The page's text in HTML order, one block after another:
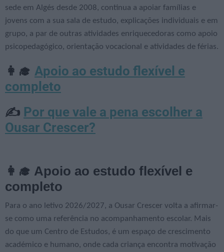
sede em Algés desde 2008, continua a apoiar famílias e
jovens com a sua sala de estudo, explicações individuais e em
grupo, a par de outras atividades enriquecedoras como apoio
psicopedagógico, orientação vocacional e atividades de férias.
👩‍🎓 Apoio ao estudo flexível e
completo
✍ Por que vale a pena escolher a
Ousar Crescer?
👩‍🎓 Apoio ao estudo flexível e
completo
Para o ano letivo 2026/2027, a Ousar Crescer volta a afirmar-
se como uma referência no acompanhamento escolar. Mais
do que um Centro de Estudos, é um espaço de crescimento
académico e humano, onde cada criança encontra motivação